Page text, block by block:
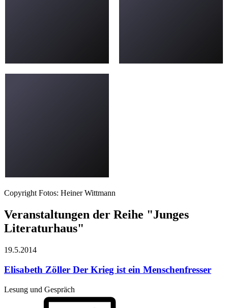
Copyright Fotos: Heiner Wittmann
Veranstaltungen der Reihe "Junges
Literaturhaus"
19.5.2014
Elisabeth Zöller Der Krieg ist ein Menschenfresser
Lesung und Gespräch